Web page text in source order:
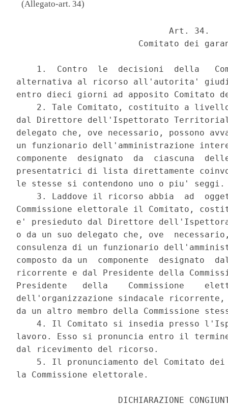
(Allegato-art. 34)
                              Art. 34.
Comitato dei
1.  Contro  le  decisioni  della
alternativa al ricorso all'autorita'
entro dieci giorni ad apposito Comitato
2. Tale Comitato, costituito a
dal Direttore dell'Ispettorato
delegato che, ove necessario, possono
un funzionario dell'amministrazione
componente  designato  da  ciascuna
presentatrici di lista direttamente
le stesse si contendono uno o piu'
3. Laddove il ricorso abbia  ad
Commissione elettorale il Comitato,
e' presieduto dal Direttore
o da un suo delegato che, ove
consulenza di un funzionario
composto da un  componente  designato
ricorrente e dal Presidente della
Presidente   della    Commissione
dell'organizzazione sindacale
da un altro membro della Commissione
4. Il Comitato si insedia presso
lavoro. Esso si pronuncia entro il
dal ricevimento del ricorso.
5. Il pronunciamento del Comitato
la Commissione elettorale.
DICHIARAZIONE